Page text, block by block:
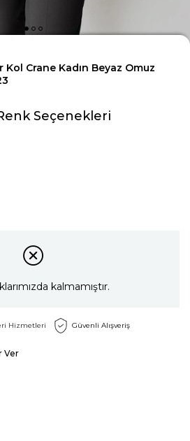
Kol Crane Kadın Beyaz Omuz
Seçenekleri
kalmamıştır.
Hizmetleri Güvenli Alışveriş
Ver